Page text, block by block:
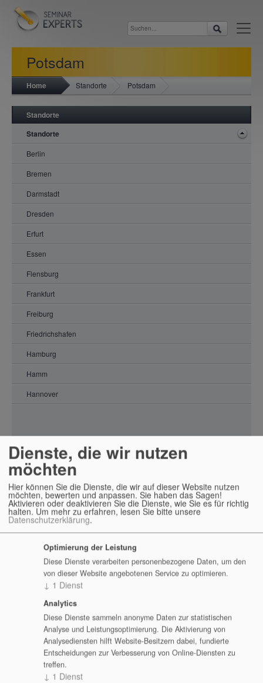
Potsdam
Home Standorte Potsdam
Willkommen in Potsdam
Adresse:
Behlertstraße 15
14469 Potsdam
Tel.: +49 (221) 74740055
Potsdam@Seminar-Experts.de
Unsere Seminarzeiten:
1. Tag:10:00 Uhr – 16:30 Uhr
ab 2. Tag:09:00 Uhr -16:00 Uhr
Standorte
Standorte
Berlin
Bremen
Darmstadt
Dresden
Erfurt
Essen
Flensburg
Frankfurt
Freiburg
Friedrichshafen
Hamburg
Hamm
Hannover
Kassel
Köln
Konstanz
Leipzig
Luxembourg
Magdeburg
Mainz
München
Nürnberg
Paderborn
Potsdam
Regensburg
Dienste, die wir nutzen
möchten
Hier können Sie die Dienste, die wir auf dieser Website nutzen
möchten, bewerten und anpassen. Sie haben das Sagen!
Aktivieren oder deaktivieren Sie die Dienste, wie Sie es für richtig
halten. Um mehr zu erfahren, lesen Sie bitte unsere
Datenschutzerklärung.
Optimierung der Leistung
Diese Dienste verarbeiten personenbezogene Daten, um den
von dieser Website angebotenen Service zu optimieren.
↓ 1 Dienst
Analytics
Diese Dienste sammeln anonyme Daten zur statistischen
Analyse und Leistungsoptimierung. Die Aktivierung von
Analysediensten hilft Website-Besitzern dabei, fundierte
Entscheidungen zur Verbesserung von Online-Diensten zu
treffen.
↓ 1 Dienst